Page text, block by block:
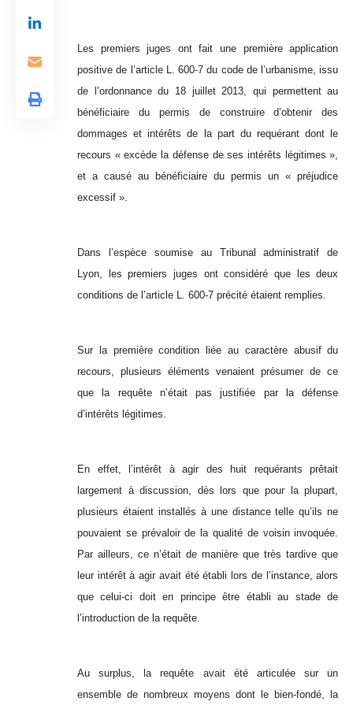
Les premiers juges ont fait une première application
positive de l’article L. 600-7 du code de l’urbanisme, issu
de l’ordonnance du 18 juillet 2013, qui permettent au
bénéficiaire du permis de construire d’obtenir des
dommages et intérêts de la part du requérant dont le
recours « excède la défense de ses intérêts légitimes »,
et a causé au bénéficiaire du permis un « préjudice
excessif ».
Dans l’espèce soumise au Tribunal administratif de
Lyon, les premiers juges ont considéré que les deux
conditions de l’article L. 600-7 précité étaient remplies.
Sur la première condition liée au caractère abusif du
recours, plusieurs éléments venaient présumer de ce
que la requête n’était pas justifiée par la défense
d’intérêts légitimes.
En effet, l’intérêt à agir des huit requérants prêtait
largement à discussion, dès lors que pour la plupart,
plusieurs étaient installés à une distance telle qu’ils ne
pouvaient se prévaloir de la qualité de voisin invoquée.
Par ailleurs, ce n’était de manière que très tardive que
leur intérêt à agir avait été établi lors de l’instance, alors
que celui-ci doit en principe être établi au stade de
l’introduction de la requête.
Au surplus, la requête avait été articulée sur un
ensemble de nombreux moyens dont le bien-fondé, la